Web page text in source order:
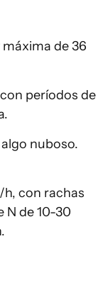
máxima de 36
períodos de
nuboso.
h, con rachas
N de 10-30